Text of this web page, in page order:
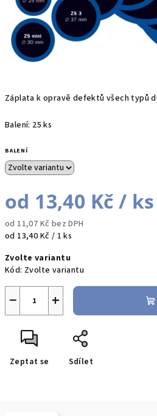
Záplata k opravě defektů všech typů
Balení: 25 ks
BALENÍ
od 13,40 Kč / ks
od 11,07 Kč bez DPH
Měrná
od 13,40 Kč / 1 ks
Zvolte variantu
Kód: Zvolte variantu
+
−
Zeptat se Sdílet